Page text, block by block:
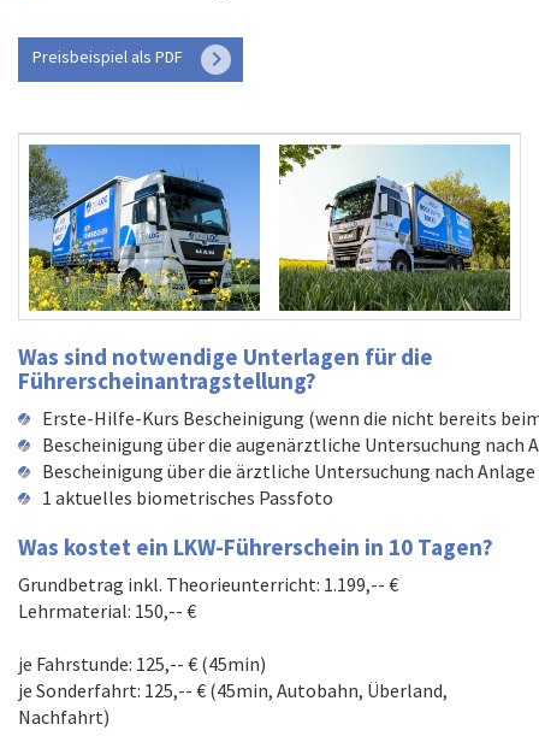
Preisbeispiel als PDF keyboard_arrow_right
Was sind notwendige Unterlagen für die
Führerscheinantragstellung?
Erste-Hilfe-Kurs Bescheinigung (wenn die nicht bereits
Bescheinigung über die augenärztliche Untersuchung nach
Bescheinigung über die ärztliche Untersuchung nach
1 aktuelles biometrisches Passfoto
Was kostet ein LKW-Führerschein in 10 Tagen?
Grundbetrag inkl. Theorieunterricht: 1.199,-- €
Lehrmaterial: 150,-- €
je Fahrstunde: 125,-- € (45min)
je Sonderfahrt: 125,-- € (45min, Autobahn, Überland,
Nachfahrt)